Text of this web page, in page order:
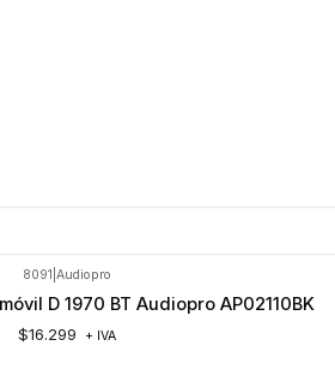
8091 Audiopro
D 1970 BT Audiopro AP02110BK
$16.299 + IVA